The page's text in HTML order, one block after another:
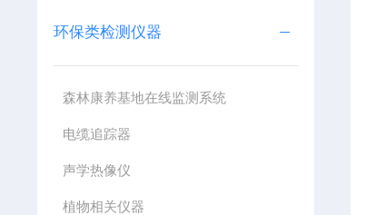
环保类检测仪器
森林康养基地在线监测系统
电缆追踪器
声学热像仪
植物相关仪器